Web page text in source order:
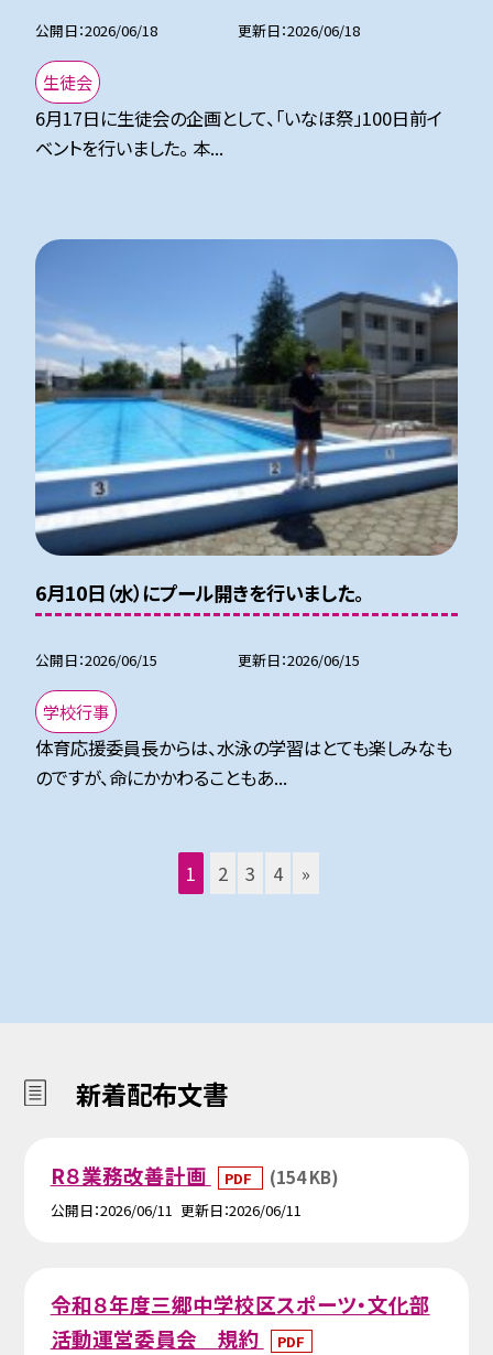
公開日 2026/06/18 更新日 2026/06/18
生徒会
6月17日に生徒会の企画として、「いなほ祭」100日前イ
ベントを行いました。 本...
6月10日（水）にプール開きを行いました。
公開日 2026/06/15 更新日 2026/06/15
学校行事
体育応援委員長からは、水泳の学習はとても楽しみなも
のですが、命にかかわることもあ...
1 2 3 4 »
新着配布文書
R８業務改善計画 PDF (154 KB)
公開日 2026/06/11 更新日 2026/06/11
令和８年度三郷中学校区スポーツ・文化部
活動運営委員会 規約
PDF